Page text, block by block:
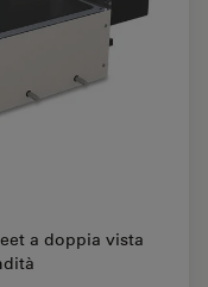
a doppia vista